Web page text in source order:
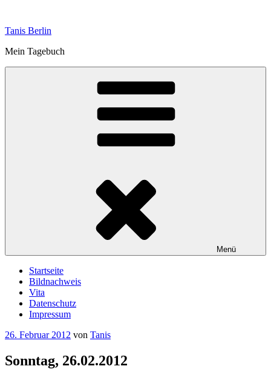
springen
Tanis Berlin
Mein Tagebuch
Menü
Startseite
Bildnachweis
Vita
Datenschutz
Impressum
Veröffentlicht
26. Februar 2012 von Tanis
Sonntag, 26.02.2012